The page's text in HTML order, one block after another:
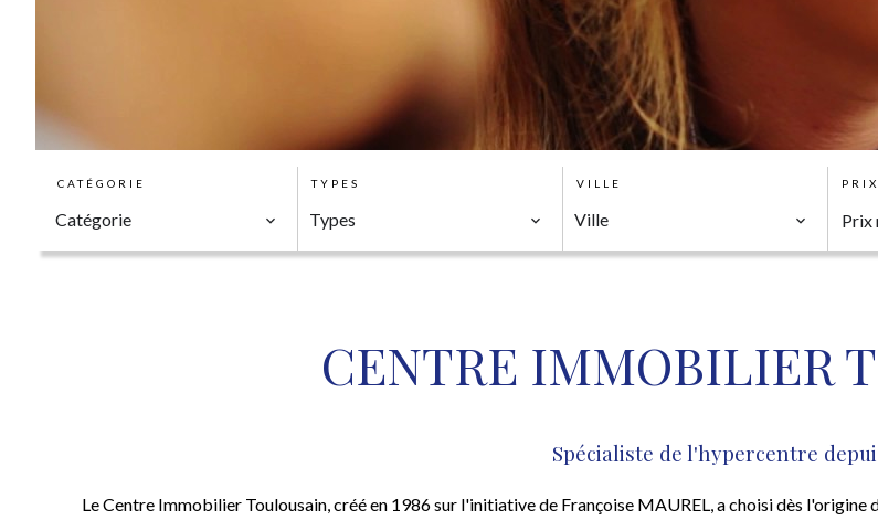
CATÉGORIE
Catégorie
TYPES
Types
VILLE
Ville
CENTRE IMMOBILIER
Spécialiste de l'hypercentre
Le Centre Immobilier Toulousain, créé en 1986 sur l'initiative de Françoise MAUREL, a choisi dès